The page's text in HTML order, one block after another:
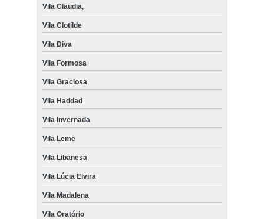
Vila Claudia,
Vila Clotilde
Vila Diva
Vila Formosa
Vila Graciosa
Vila Haddad
Vila Invernada
Vila Leme
Vila Libanesa
Vila Lúcia Elvira
Vila Madalena
Vila Oratório